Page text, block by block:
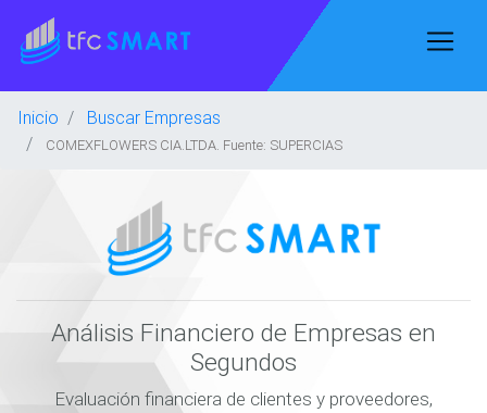
Inicio Buscar Empresas
COMEXFLOWERS CIA.LTDA. Fuente: SUPERCIAS
Análisis Financiero de Empresas en
Segundos
Evaluación financiera de clientes y proveedores,